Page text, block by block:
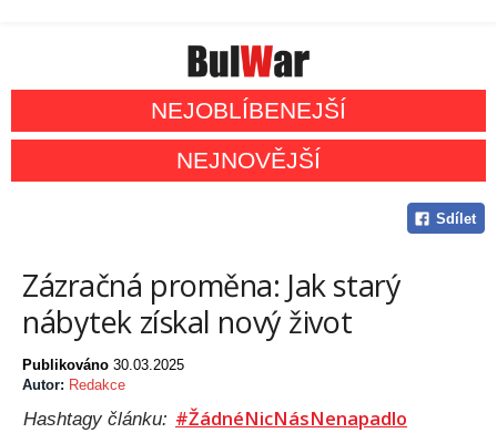
NEJOBLÍBENEJŠÍ
NEJNOVĚJŠÍ
Sdílet
Zázračná proměna: Jak starý
nábytek získal nový život
Publikováno 30.03.2025
Autor: Redakce
Hashtagy článku: #ŽádnéNicNásNenapadlo